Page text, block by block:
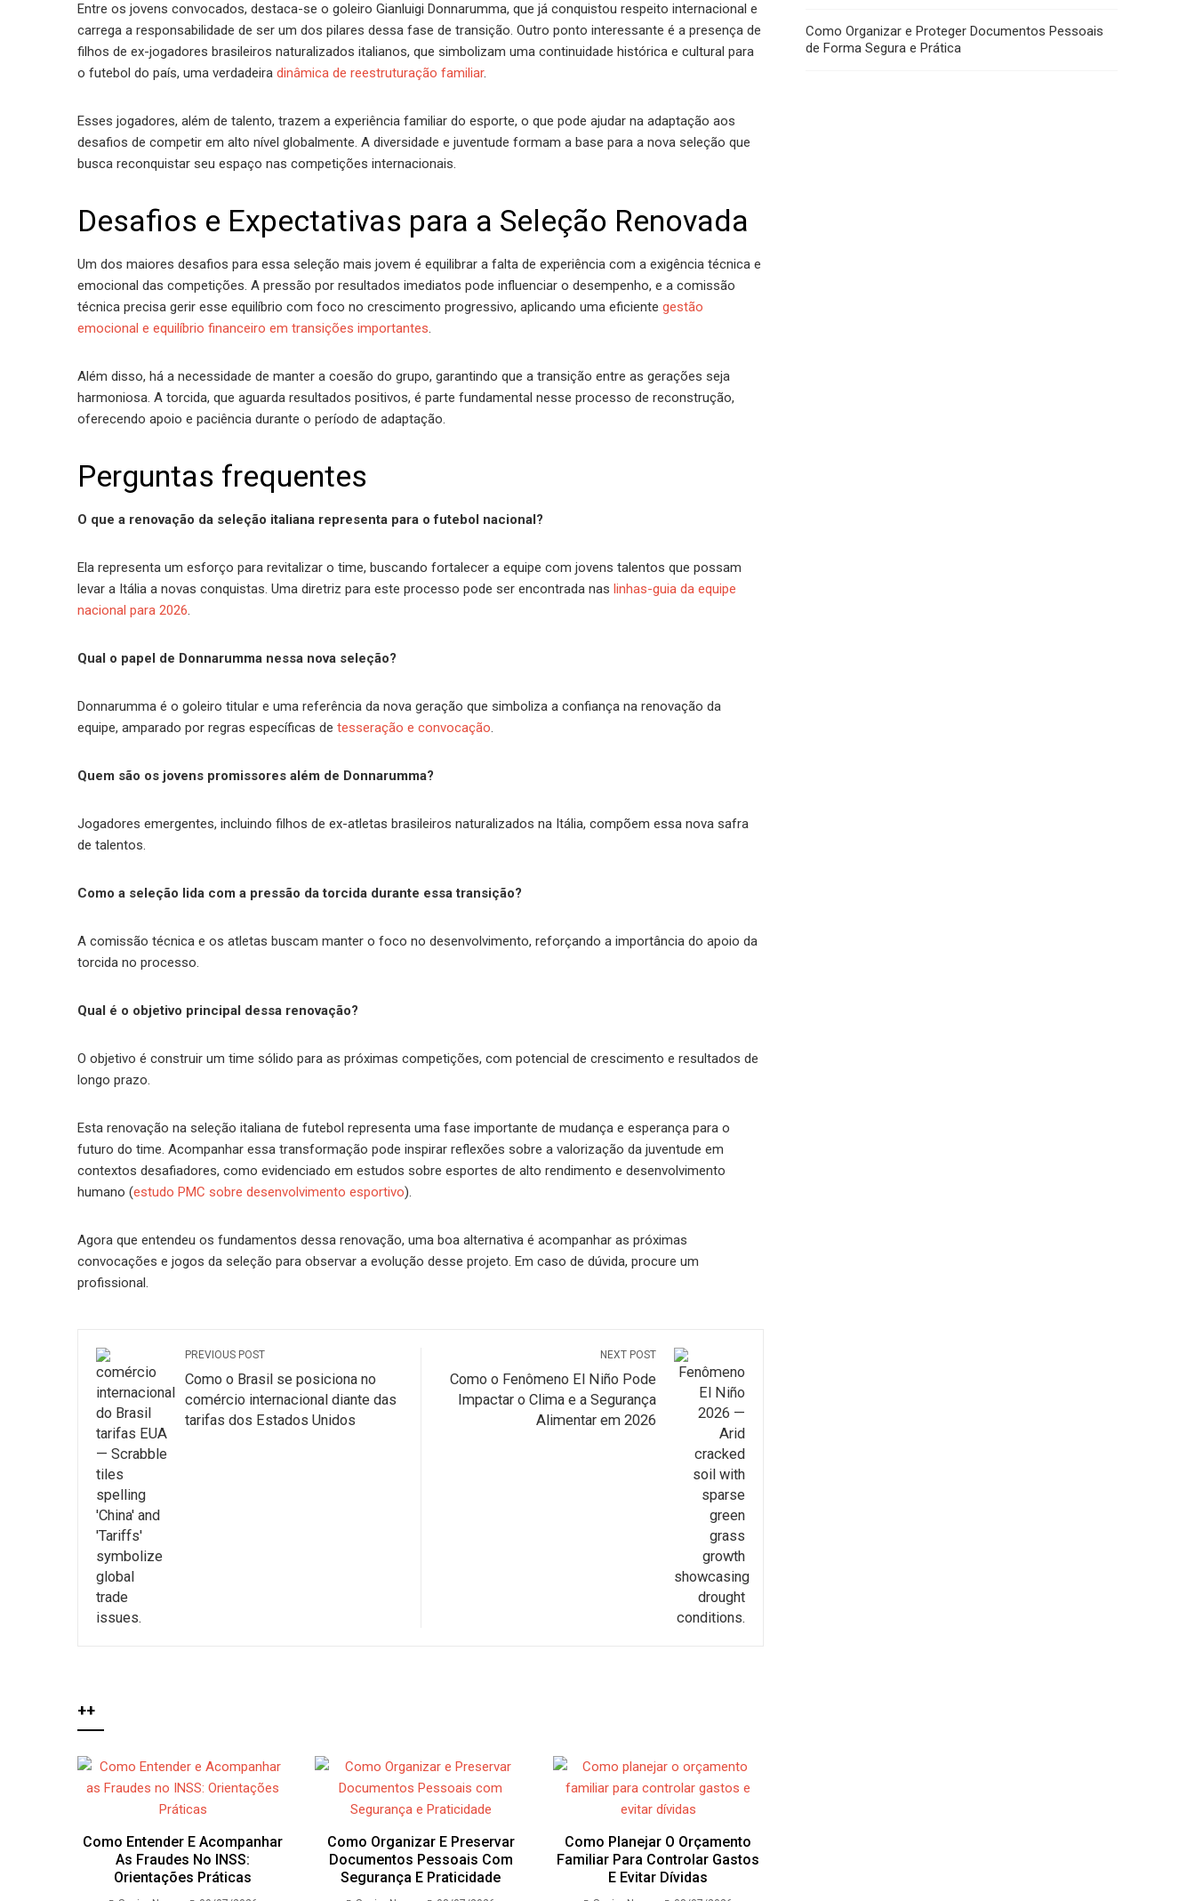
Entre os jovens convocados, destaca-se o goleiro Gianluigi Donnarumma, que já conquistou respeito internacional e
carrega a responsabilidade de ser um dos pilares dessa fase de transição. Outro ponto interessante é a presença de
filhos de ex-jogadores brasileiros naturalizados italianos, que simbolizam uma continuidade histórica e cultural para
o futebol do país, uma verdadeira dinâmica de reestruturação familiar.
Esses jogadores, além de talento, trazem a experiência familiar do esporte, o que pode ajudar na adaptação aos
desafios de competir em alto nível globalmente. A diversidade e juventude formam a base para a nova seleção que
busca reconquistar seu espaço nas competições internacionais.
Desafios e Expectativas para a Seleção Renovada
Um dos maiores desafios para essa seleção mais jovem é equilibrar a falta de experiência com a exigência técnica e
emocional das competições. A pressão por resultados imediatos pode influenciar o desempenho, e a comissão
técnica precisa gerir esse equilíbrio com foco no crescimento progressivo, aplicando uma eficiente gestão
emocional e equilíbrio financeiro em transições importantes.
Além disso, há a necessidade de manter a coesão do grupo, garantindo que a transição entre as gerações seja
harmoniosa. A torcida, que aguarda resultados positivos, é parte fundamental nesse processo de reconstrução,
oferecendo apoio e paciência durante o período de adaptação.
Perguntas frequentes
O que a renovação da seleção italiana representa para o futebol nacional?
Ela representa um esforço para revitalizar o time, buscando fortalecer a equipe com jovens talentos que possam
levar a Itália a novas conquistas. Uma diretriz para este processo pode ser encontrada nas linhas-guia da equipe
nacional para 2026.
Qual o papel de Donnarumma nessa nova seleção?
Donnarumma é o goleiro titular e uma referência da nova geração que simboliza a confiança na renovação da
equipe, amparado por regras específicas de tesseração e convocação.
Quem são os jovens promissores além de Donnarumma?
Jogadores emergentes, incluindo filhos de ex-atletas brasileiros naturalizados na Itália, compõem essa nova safra
de talentos.
Como a seleção lida com a pressão da torcida durante essa transição?
A comissão técnica e os atletas buscam manter o foco no desenvolvimento, reforçando a importância do apoio da
torcida no processo.
Qual é o objetivo principal dessa renovação?
O objetivo é construir um time sólido para as próximas competições, com potencial de crescimento e resultados de
longo prazo.
Esta renovação na seleção italiana de futebol representa uma fase importante de mudança e esperança para o
futuro do time. Acompanhar essa transformação pode inspirar reflexões sobre a valorização da juventude em
contextos desafiadores, como evidenciado em estudos sobre esportes de alto rendimento e desenvolvimento
humano (estudo PMC sobre desenvolvimento esportivo).
Agora que entendeu os fundamentos dessa renovação, uma boa alternativa é acompanhar as próximas
convocações e jogos da seleção para observar a evolução desse projeto. Em caso de dúvida, procure um
profissional.
PREVIOUS POST
Como o Brasil se posiciona no
comércio internacional diante das
tarifas dos Estados Unidos
NEXT POST
Como o Fenômeno El Niño Pode
Impactar o Clima e a Segurança
Alimentar em 2026
++
Como Entender E Acompanhar
As Fraudes No INSS:
Orientações Práticas
Como Organizar E Preservar
Documentos Pessoais Com
Segurança E Praticidade
Como Planejar O Orçamento
Familiar Para Controlar Gastos
E Evitar Dívidas
Como Organizar e Proteger Documentos Pessoais
de Forma Segura e Prática